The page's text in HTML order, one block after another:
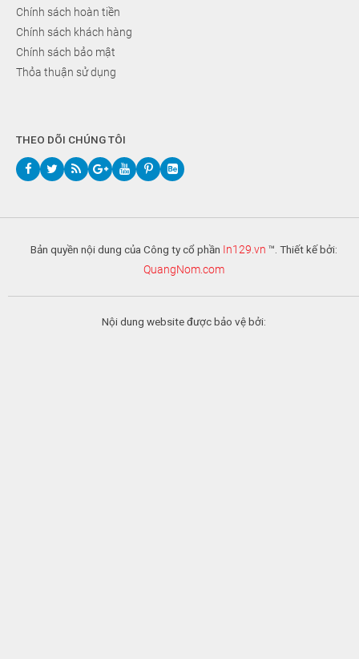
Chính sách hoàn tiền
Chính sách khách hàng
Chính sách bảo mật
Thỏa thuận sử dụng
THEO DÕI CHÚNG TÔI
Bản quyền nội dung của Công ty cổ phần In129.vn ™. Thiết kế bởi:
QuangNom.com
Nội dung website được bảo vệ bởi: